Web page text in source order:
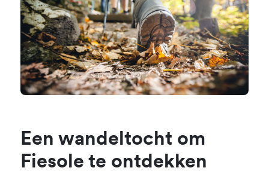
Een wandeltocht om
Fiesole te ontdekken